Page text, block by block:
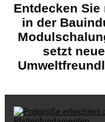
Entdecken Sie
in der
setzt neue